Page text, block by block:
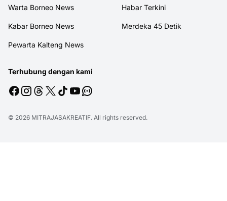
Warta Borneo News Habar Terkini
Kabar Borneo News Merdeka 45 Detik
Pewarta Kalteng News
Terhubung dengan kami
© 2026 MITRAJASAKREATIF. All rights reserved.